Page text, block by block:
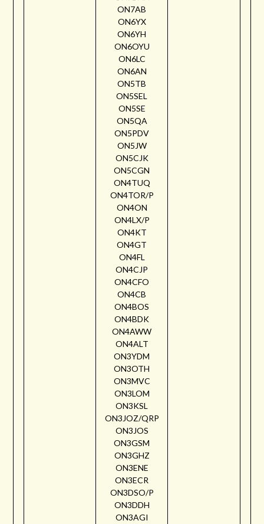
ON7AB
ON6YX
ON6YH
ON6OYU
ON6LC
ON6AN
ON5TB
ON5SEL
ON5SE
ON5QA
ON5PDV
ON5JW
ON5CJK
ON5CGN
ON4TUQ
ON4TOR/P
ON4ON
ON4LX/P
ON4KT
ON4GT
ON4FL
ON4CJP
ON4CFO
ON4CB
ON4BOS
ON4BDK
ON4AWW
ON4ALT
ON3YDM
ON3OTH
ON3MVC
ON3LOM
ON3KSL
ON3JOZ/QRP
ON3JOS
ON3GSM
ON3GHZ
ON3ENE
ON3ECR
ON3DSO/P
ON3DDH
ON3AGI